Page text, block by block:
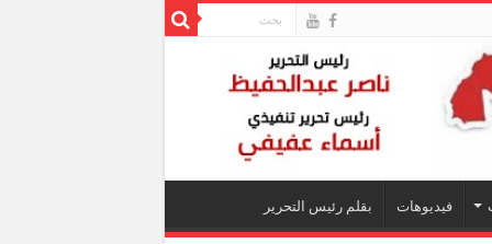
فيديوهات بقلم رئيس التحرير